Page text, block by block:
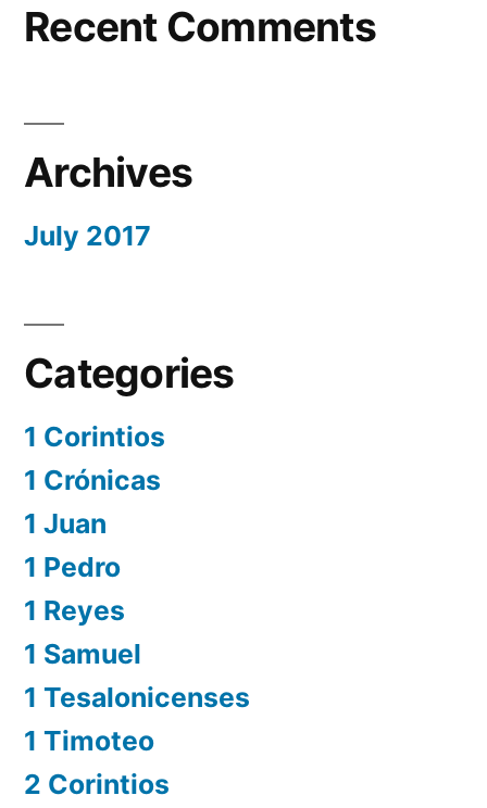
Recent Comments
Archives
July 2017
Categories
1 Corintios
1 Crónicas
1 Juan
1 Pedro
1 Reyes
1 Samuel
1 Tesalonicenses
1 Timoteo
2 Corintios